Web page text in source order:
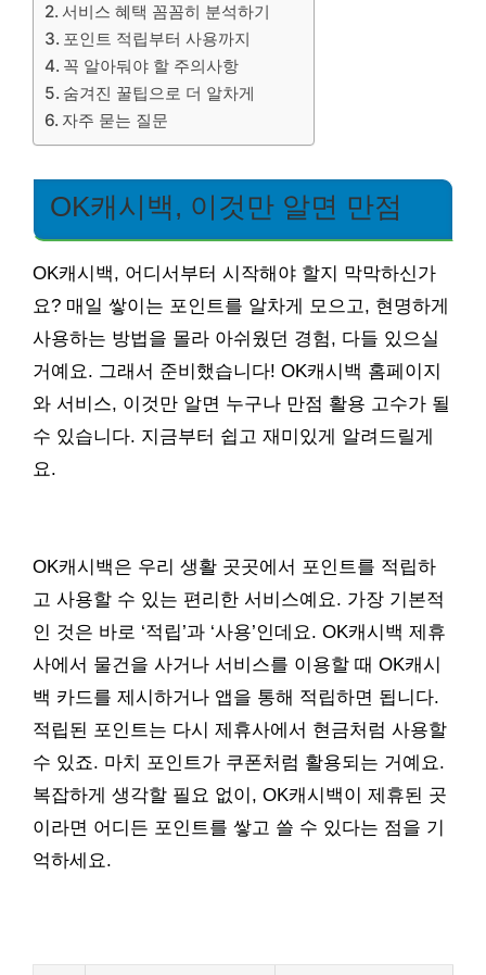
서비스 혜택 꼼꼼히 분석하기
포인트 적립부터 사용까지
꼭 알아둬야 할 주의사항
숨겨진 꿀팁으로 더 알차게
자주 묻는 질문
OK캐시백, 이것만 알면 만점
OK캐시백, 어디서부터 시작해야 할지 막막하신가
요? 매일 쌓이는 포인트를 알차게 모으고, 현명하게
사용하는 방법을 몰라 아쉬웠던 경험, 다들 있으실
거예요. 그래서 준비했습니다! OK캐시백 홈페이지
와 서비스, 이것만 알면 누구나 만점 활용 고수가 될
수 있습니다. 지금부터 쉽고 재미있게 알려드릴게
요.
OK캐시백은 우리 생활 곳곳에서 포인트를 적립하
고 사용할 수 있는 편리한 서비스예요. 가장 기본적
인 것은 바로 ‘적립’과 ‘사용’인데요. OK캐시백 제휴
사에서 물건을 사거나 서비스를 이용할 때 OK캐시
백 카드를 제시하거나 앱을 통해 적립하면 됩니다.
적립된 포인트는 다시 제휴사에서 현금처럼 사용할
수 있죠. 마치 포인트가 쿠폰처럼 활용되는 거예요.
복잡하게 생각할 필요 없이, OK캐시백이 제휴된 곳
이라면 어디든 포인트를 쌓고 쓸 수 있다는 점을 기
억하세요.